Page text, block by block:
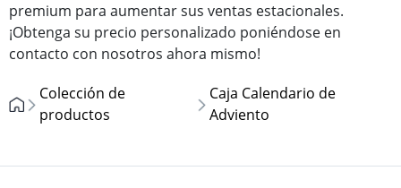
premium para aumentar sus ventas estacionales.
¡Obtenga su precio personalizado poniéndose en
contacto con nosotros ahora mismo!
Colección de
productos
Caja Calendario de
Adviento